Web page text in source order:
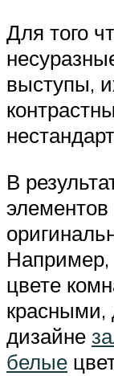
Для того
выступы,
В
Например,
цвете
красными,
дизайне
белые